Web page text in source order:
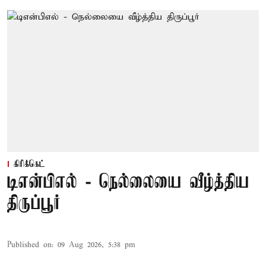
கிரிக்கெட்
டிஎன்பிஎல் - நெல்லையை வீழ்த்திய
திருப்பூர்
Published on: 09 Aug 2026, 5:38 pm